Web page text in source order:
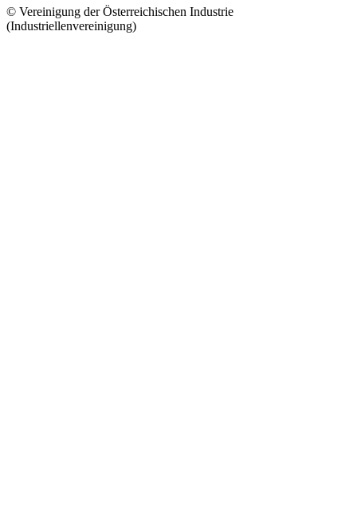
© Vereinigung der Österreichischen Industrie
(Industriellenvereinigung)